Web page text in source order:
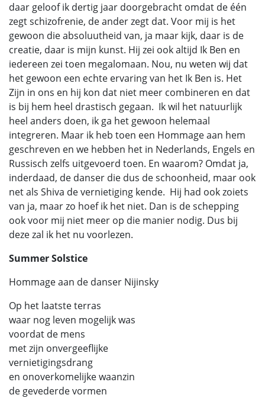
daar geloof ik dertig jaar doorgebracht omdat de één
zegt schizofrenie, de ander zegt dat. Voor mij is het
gewoon die absoluutheid van, ja maar kijk, daar is de
creatie, daar is mijn kunst. Hij zei ook altijd Ik Ben en
iedereen zei toen megalomaan. Nou, nu weten wij dat
het gewoon een echte ervaring van het Ik Ben is. Het
Zijn in ons en hij kon dat niet meer combineren en dat
is bij hem heel drastisch gegaan. Ik wil het natuurlijk
heel anders doen, ik ga het gewoon helemaal
integreren. Maar ik heb toen een Hommage aan hem
geschreven en we hebben het in Nederlands, Engels en
Russisch zelfs uitgevoerd toen. En waarom? Omdat ja,
inderdaad, de danser die dus de schoonheid, maar ook
net als Shiva de vernietiging kende. Hij had ook zoiets
van ja, maar zo hoef ik het niet. Dan is de schepping
ook voor mij niet meer op die manier nodig. Dus bij
deze zal ik het nu voorlezen.
Summer Solstice
Hommage aan de danser Nijinsky
Op het laatste terras
waar nog leven mogelijk was
voordat de mens
met zijn onvergeeflijke
vernietigingsdrang
en onoverkomelijke waanzin
de gevederde vormen